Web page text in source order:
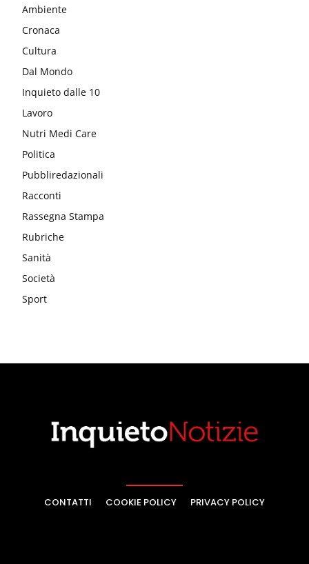
Ambiente
Cronaca
Cultura
Dal Mondo
Inquieto dalle 10
Lavoro
Nutri Medi Care
Politica
Pubbliredazionali
Racconti
Rassegna Stampa
Rubriche
Sanità
Società
Sport
CONTATTI COOKIE POLICY PRIVACY POLICY